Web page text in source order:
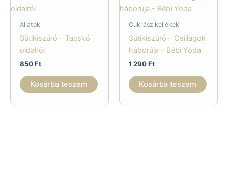
Állatok
Sütikiszúró – Tacskó
oldalról
850Ft
Kosárba teszem
Cukrász kellékek
Sütikiszúró – Csillagok
háborúja – Bébi Yoda
1 290Ft
Kosárba teszem